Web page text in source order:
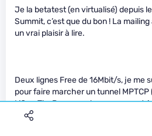
Je la betatest (en virtualisé) depuis
Summit, c’est que du bon ! La
un vrai plaisir à lire.
Deux lignes Free de 16Mbit/s, je me
pour faire marcher un tunnel MPTCP
L’OverTheBox a rendu ça presque